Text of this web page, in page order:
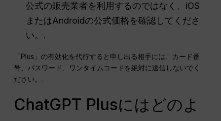
公式の販売業者を利用するのではなく、iOS
またはAndroidの公式価格を確認してくださ
い。.
「Plus」の有効化を代行すると申し出る相手には、カード番
号、パスワード、ワンタイムコードを絶対に送信しないでく
ださい。.
ChatGPT Plusにはどのよ